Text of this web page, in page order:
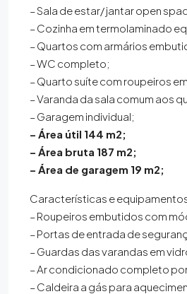
– Sala de estar/ jantar open
– Cozinha em termolaminado
– Quartos com armários
– WC completo;
– Quarto suíte com roupeiros
– Varanda da sala comum aos
– Garagem individual;
– Área útil 144 m2;
– Área bruta 187 m2;
– Área de garagem 19 m2;
Características e
– Roupeiros embutidos com
– Portas de entrada de
– Guardas das varandas em
– Ar condicionado completo
– Caldeira a gás para